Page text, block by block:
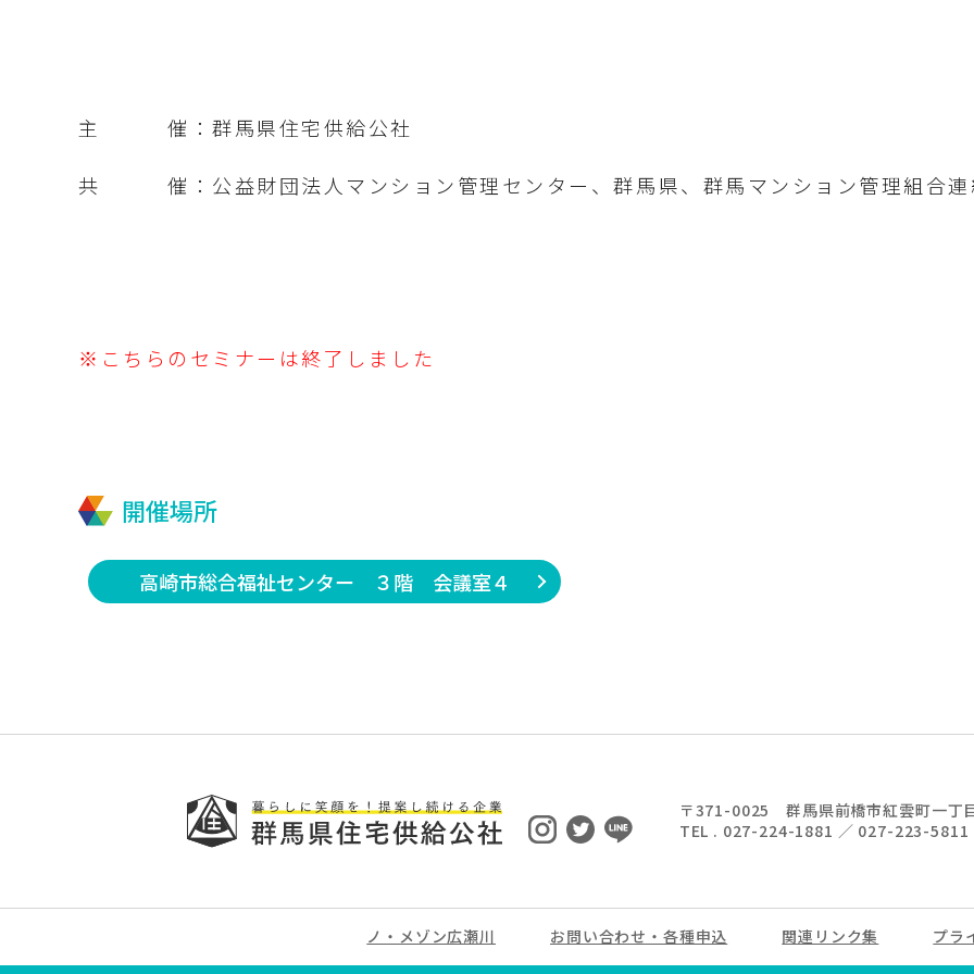
主 催：群馬県住宅供給公社
共 催：公益財団法人マンション管理センター、群馬県、群馬マンション管理組合
※こちらのセミナーは終了しました
開催場所
高崎市総合福祉センター ３階 会議室４
〒371-0025群馬県前橋市紅雲町一丁
TEL . 027-224-1881 ／ 027-223-
ノ・メゾン広瀬川 お問い合わせ・各種申込 関連リンク集 プラ